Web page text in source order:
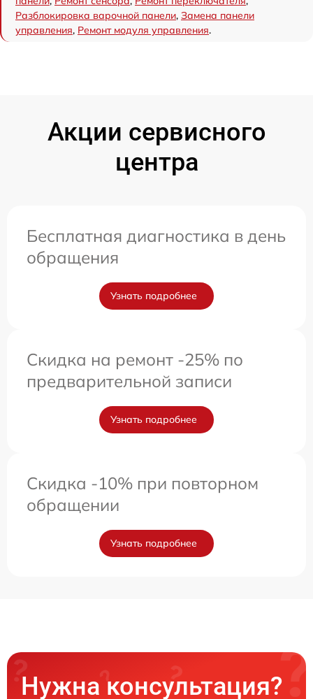
Разблокировка варочной панели, Замена панели
управления, Ремонт модуля управления.
Акции сервисного
центра
Бесплатная диагностика в день
обращения
Узнать подробнее
Скидка на ремонт -25% по
предварительной записи
Узнать подробнее
Скидка -10% при повторном
обращении
Узнать подробнее
Нужна консультация?